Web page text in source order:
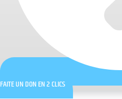
FAITE UN DON EN 2 CLICS